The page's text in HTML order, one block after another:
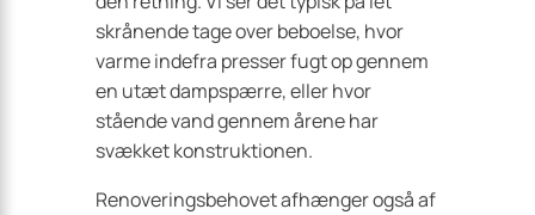
skrånende tage over beboelse, hvor
varme indefra presser fugt op gennem
en utæt dampspærre, eller hvor
stående vand gennem årene har
svækket konstruktionen.
Renoveringsbehovet afhænger også af